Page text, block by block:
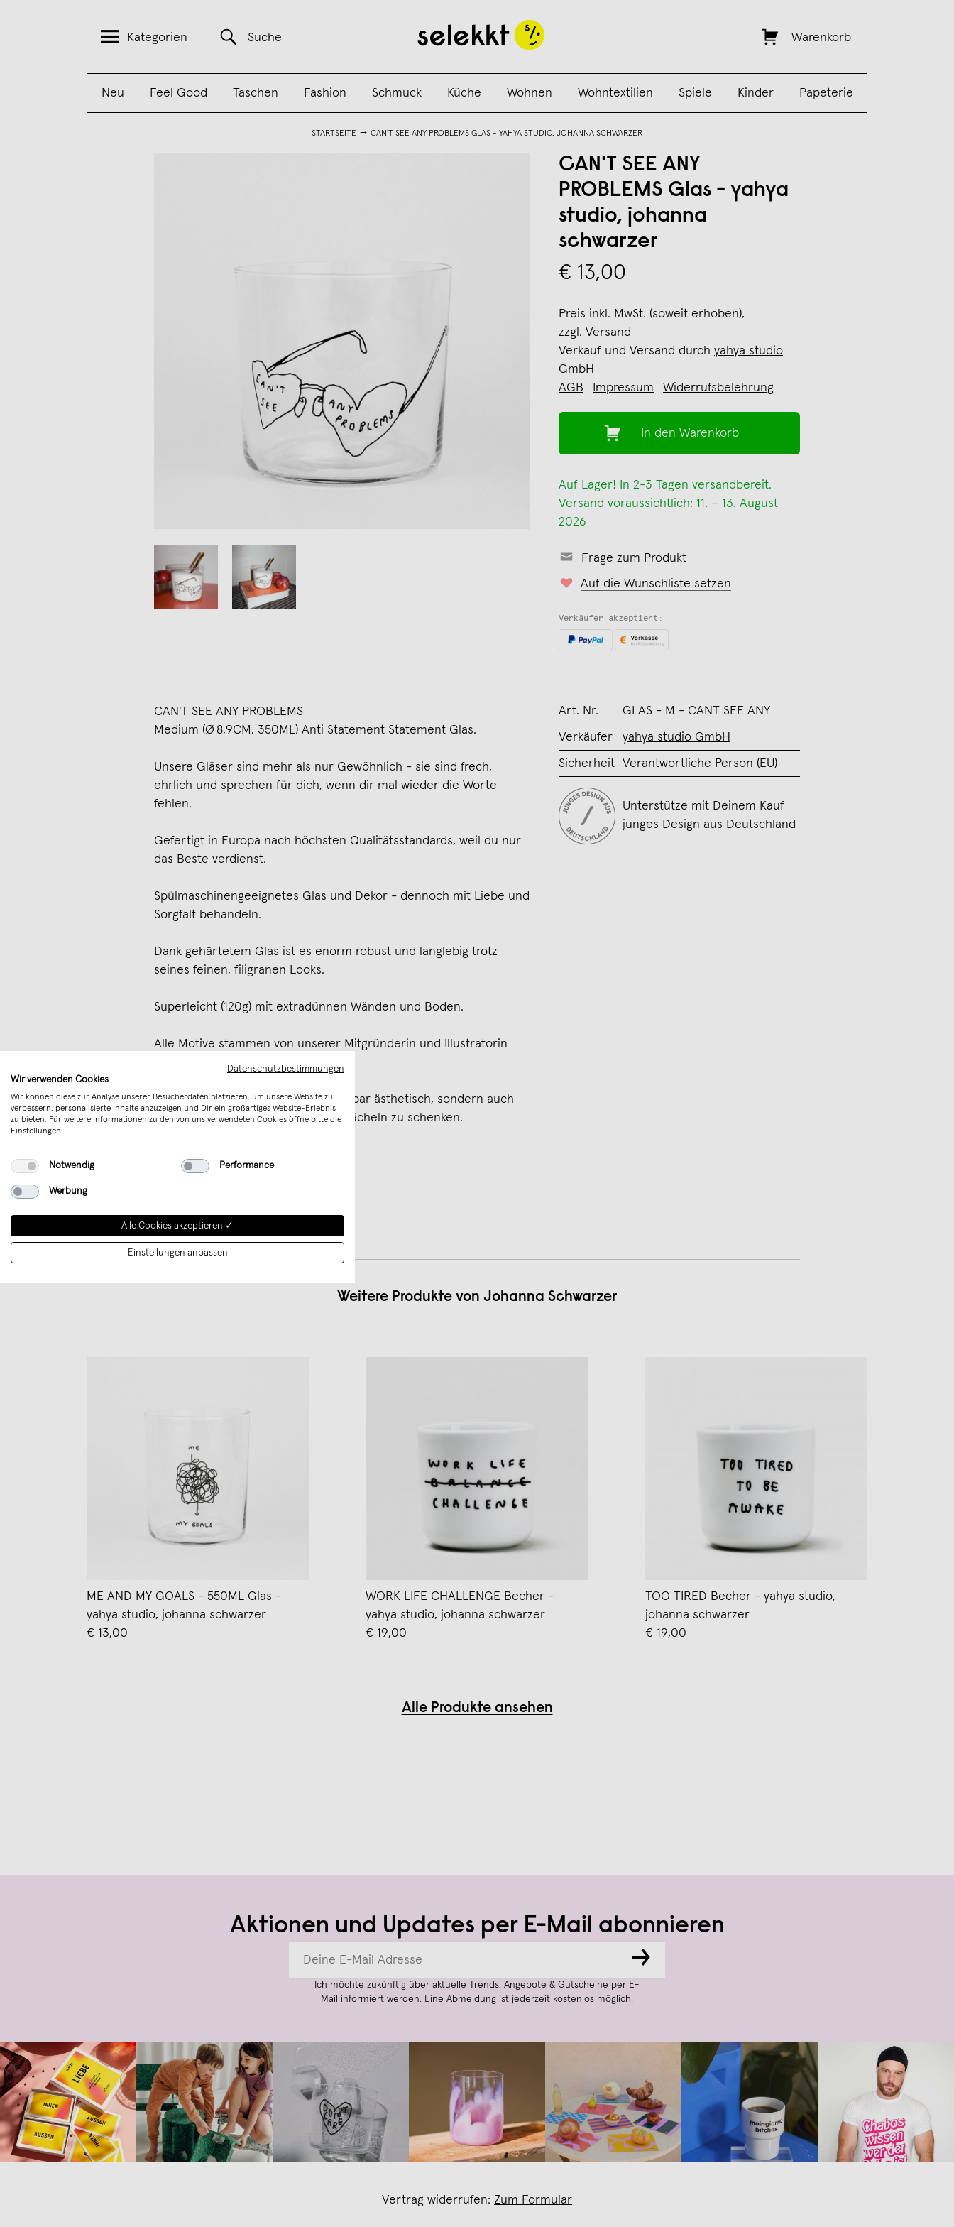
Kategorien Suche Warenkorb
Neu Feel Good Taschen Fashion Schmuck Küche Wohnen Wohntextilien Spiele Kinder Papeterie
STARTSEITE CAN'T SEE ANY PROBLEMS GLAS - YAHYA STUDIO, JOHANNA SCHWARZER
CAN'T SEE ANY
PROBLEMS Glas - yahya
studio, johanna
schwarzer
€ 13,00
Preis inkl. MwSt. (soweit erhoben),
zzgl. Versand
Verkauf und Versand durch yahya studio
GmbH
AGB
Impressum Widerrufsbelehrung
In den Warenkorb
Auf Lager! In 2-3 Tagen versandbereit.
Versand voraussichtlich: 11. – 13. August
2026
Frage zum Produkt
Auf die Wunschliste setzen
Verkäufer akzeptiert:
CAN'T SEE ANY PROBLEMS
Medium (Ø 8,9CM, 350ML) Anti Statement Statement Glas.
Unsere Gläser sind mehr als nur Gewöhnlich - sie sind frech,
ehrlich und sprechen für dich, wenn dir mal wieder die Worte
fehlen.
Gefertigt in Europa nach höchsten Qualitätsstandards, weil du nur
das Beste verdienst.
Spülmaschinengeeignetes Glas und Dekor - dennoch mit Liebe und
Sorgfalt behandeln.
Dank gehärtetem Glas ist es enorm robust und langlebig trotz
seines feinen, filigranen Looks.
Superleicht (120g) mit extradünnen Wänden und Boden.
Alle Motive stammen von unserer Mitgründerin und Illustratorin
Johanna Schwarzer.
Unsere Gläser sind nicht nur unfassbar ästhetisch, sondern auch
von uns kreiert, um dir täglich ein Lächeln zu schenken.
Art. Nr. GLAS - M - CANT SEE ANY
Verkäufer yahya studio GmbH
Sicherheit Verantwortliche Person (EU)
Unterstütze mit Deinem Kauf
junges Design aus Deutschland
Weitere Produkte von Johanna Schwarzer
ME AND MY GOALS - 550ML Glas -
yahya studio, johanna schwarzer
€ 13,00
WORK LIFE CHALLENGE Becher -
yahya studio, johanna schwarzer
€ 19,00
TOO TIRED Becher - yahya studio,
johanna schwarzer
€ 19,00
Alle Produkte ansehen
Aktionen und Updates per E-Mail abonnieren
→
Ich möchte zukünftig über aktuelle Trends, Angebote & Gutscheine per E-
Mail informiert werden. Eine Abmeldung ist jederzeit kostenlos möglich.
Vertrag widerrufen: Zum Formular
Datenschutzbestimmungen
Wir verwenden Cookies
Wir können diese zur Analyse unserer Besucherdaten platzieren, um unsere Website zu
verbessern, personalisierte Inhalte anzuzeigen und Dir ein großartiges Website-Erlebnis
zu bieten. Für weitere Informationen zu den von uns verwendeten Cookies öffne bitte die
Einstellungen.
Notwendig Performance
Werbung
Alle Cookies akzeptieren ✓
Einstellungen anpassen